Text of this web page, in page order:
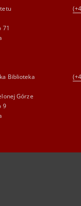
71
Biblioteka
Górze
9